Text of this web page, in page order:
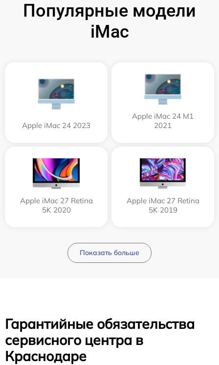
Популярные модели
iMac
Apple iMac 24 2023
Apple iMac 24 M1
2021
Apple iMac 27 Retina
5K 2020
Apple iMac 27 Retina
5K 2019
Показать больше
Гарантийные обязательства
сервисного центра в
Краснодаре